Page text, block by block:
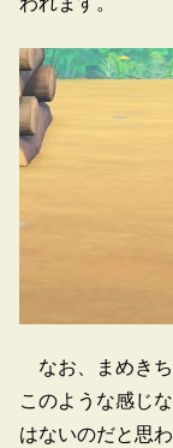
なお、まめきち
このような感じ
はないのだと思わ